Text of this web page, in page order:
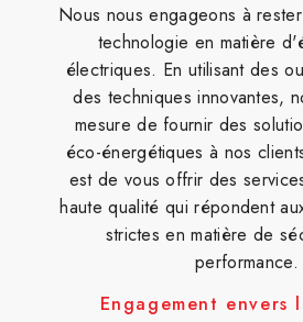
Nous nous engageons à
technologie en matière
électriques. En utilisant des
des techniques innovantes,
mesure de fournir des
éco-énergétiques à nos
est de vous offrir des
haute qualité qui répondent
strictes en matière de
performance.
Engagement envers